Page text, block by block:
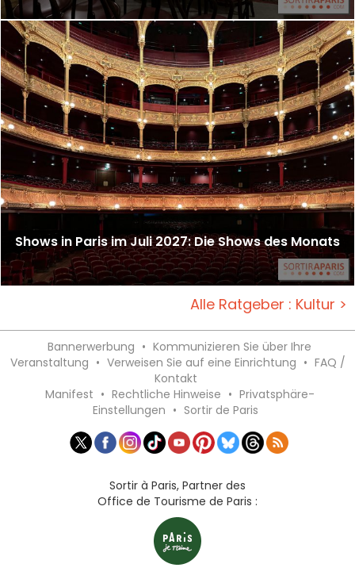
Shows in Paris im Juli 2027: Die Shows des Monats
Alle Ratgeber : Kultur >
Bannerwerbung • Kommunizieren Sie über Ihre
Veranstaltung • Verweisen Sie auf eine Einrichtung • FAQ /
Kontakt
Manifest • Rechtliche Hinweise • Privatsphäre-
Einstellungen • Sortir de Paris
Sortir à Paris, Partner des
Office de Tourisme de Paris :